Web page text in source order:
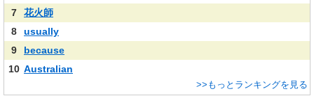
7
花火師
8
usually
9
because
10 Australian
>>もっとランキングを見る